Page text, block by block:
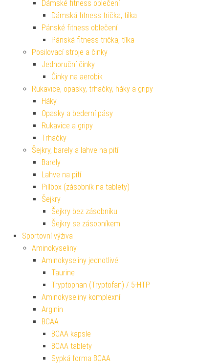
Dámské fitness oblečení
Dámská fitness trička, tílka
Pánské fitness oblečení
Pánská fitness trička, tílka
Posilovací stroje a činky
Jednoruční činky
Činky na aerobik
Rukavice, opasky, trhačky, háky a gripy
Háky
Opasky a bederní pásy
Rukavice a gripy
Trhačky
Šejkry, barely a lahve na pití
Barely
Lahve na pití
Pillbox (zásobník na tablety)
Šejkry
Šejkry bez zásobníku
Šejkry se zásobníkem
Sportovní výživa
Aminokyseliny
Aminokyseliny jednotlivé
Taurine
Tryptophan (Tryptofan) / 5-HTP
Aminokyseliny komplexní
Arginin
BCAA
BCAA kapsle
BCAA tablety
Sypká forma BCAA